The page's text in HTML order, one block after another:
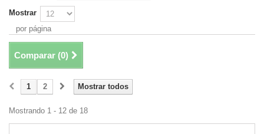
Mostrar
por página
Comparar (0)
Mostrar todos
1 2
Mostrando 1 - 12 de 18